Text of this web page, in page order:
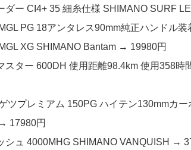
ダー CI4+ 35 細糸仕様 SHIMANO SURF
PG 18アンタレス90mm純正ハンドル
XG SHIMANO Bantam → 19980円
スター 600DH 使用距離98.4km 使用358
ツプレミアム 150PG ハイテン130mmカ
17980円
シュ 4000MHG SHIMANO VANQUISH →